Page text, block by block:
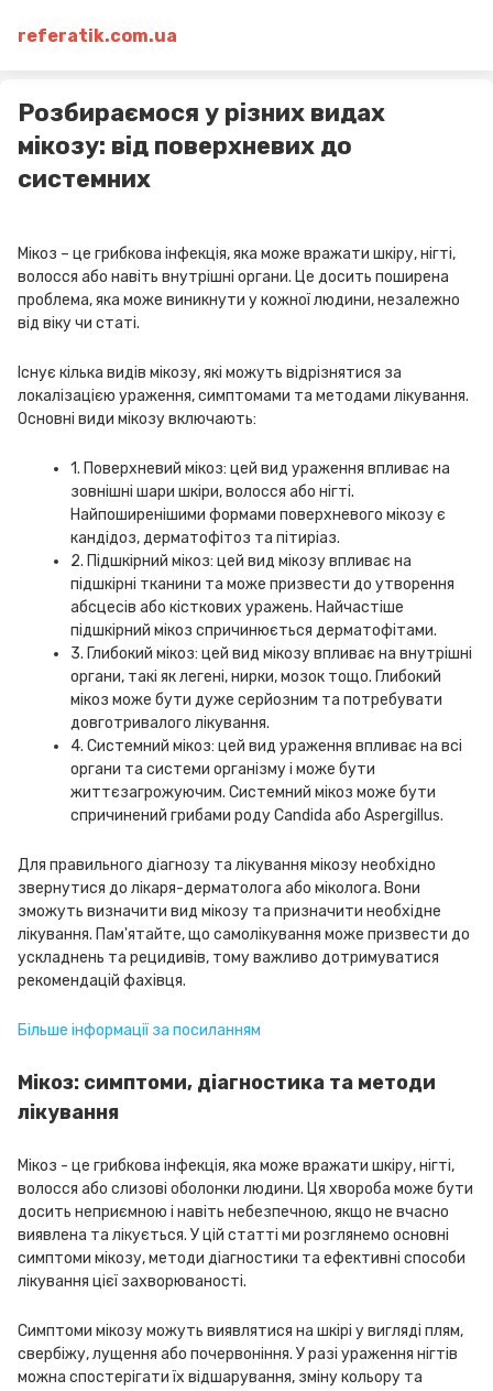
referatik.com.ua
Розбираємося у різних видах
мікозу: від поверхневих до
системних
Мікоз – це грибкова інфекція, яка може вражати шкіру, нігті,
волосся або навіть внутрішні органи. Це досить поширена
проблема, яка може виникнути у кожної людини, незалежно
від віку чи статі.
Існує кілька видів мікозу, які можуть відрізнятися за
локалізацією ураження, симптомами та методами лікування.
Основні види мікозу включають:
1. Поверхневий мікоз: цей вид ураження впливає на
зовнішні шари шкіри, волосся або нігті.
Найпоширенішими формами поверхневого мікозу є
кандідоз, дерматофітоз та пітиріаз.
2. Підшкірний мікоз: цей вид мікозу впливає на
підшкірні тканини та може призвести до утворення
абсцесів або кісткових уражень. Найчастіше
підшкірний мікоз спричинюється дерматофітами.
3. Глибокий мікоз: цей вид мікозу впливає на внутрішні
органи, такі як легені, нирки, мозок тощо. Глибокий
мікоз може бути дуже серйозним та потребувати
довготривалого лікування.
4. Системний мікоз: цей вид ураження впливає на всі
органи та системи організму і може бути
життєзагрожуючим. Системний мікоз може бути
спричинений грибами роду Candida або Aspergillus.
Для правильного діагнозу та лікування мікозу необхідно
звернутися до лікаря-дерматолога або міколога. Вони
зможуть визначити вид мікозу та призначити необхідне
лікування. Пам'ятайте, що самолікування може призвести до
ускладнень та рецидивів, тому важливо дотримуватися
рекомендацій фахівця.
Більше інформації за посиланням
Мікоз: симптоми, діагностика та методи
лікування
Мікоз - це грибкова інфекція, яка може вражати шкіру, нігті,
волосся або слизові оболонки людини. Ця хвороба може бути
досить неприємною і навіть небезпечною, якщо не вчасно
виявлена та лікується. У цій статті ми розглянемо основні
симптоми мікозу, методи діагностики та ефективні способи
лікування цієї захворюваності.
Симптоми мікозу можуть виявлятися на шкірі у вигляді плям,
свербіжу, лущення або почервоніння. У разі ураження нігтів
можна спостерігати їх відшарування, зміну кольору та